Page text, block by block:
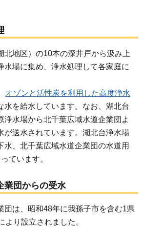
北地区）の10本の深井戸から汲み上
水場に集め、浄水処理して各家庭に
オゾンと活性炭を利用した高度浄水
水を給水しています。なお、湖北台
浄水場から北千葉広域水道企業団よ
が送水されています。湖北台浄水場
水、北千葉広域水道企業団の水道用
ています。
業団からの受水
団は、昭和48年に我孫子市を含む1県
より設立されました。